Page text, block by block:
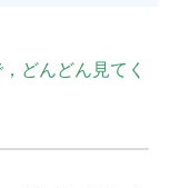
どんどん見てく